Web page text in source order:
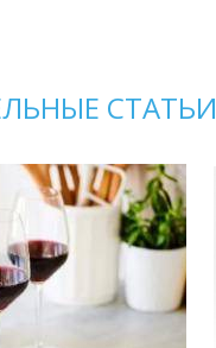
СТАТЬИ